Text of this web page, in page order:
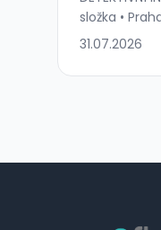
složka •
31.07.2026